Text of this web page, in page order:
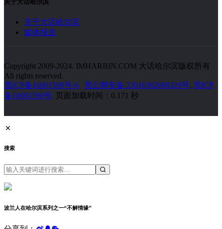
关于大话哈尔滨
关于大话哈尔滨
媒体报道
Copyright 2009-2024. IMHARBIN.COM 大话哈尔滨版权所有
All rights reserved.
黑ICP备16001590号-6
黑公网安备 23010302000329号. 黑ICP
备16001590号. 页面加载时间：0.171 秒
搜索
波兰人在哈尔滨系列之一“不解情缘”